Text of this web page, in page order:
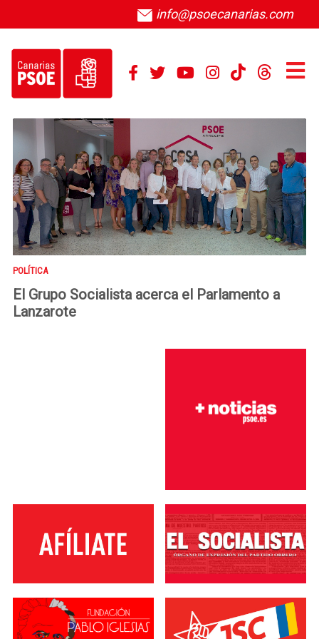
info@psoecanarias.com
POLÍTICA
El Grupo Socialista acerca el Parlamento a
Lanzarote